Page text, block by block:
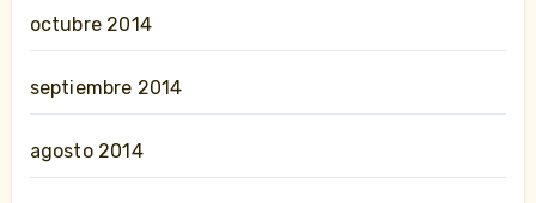
octubre 2014
septiembre 2014
agosto 2014